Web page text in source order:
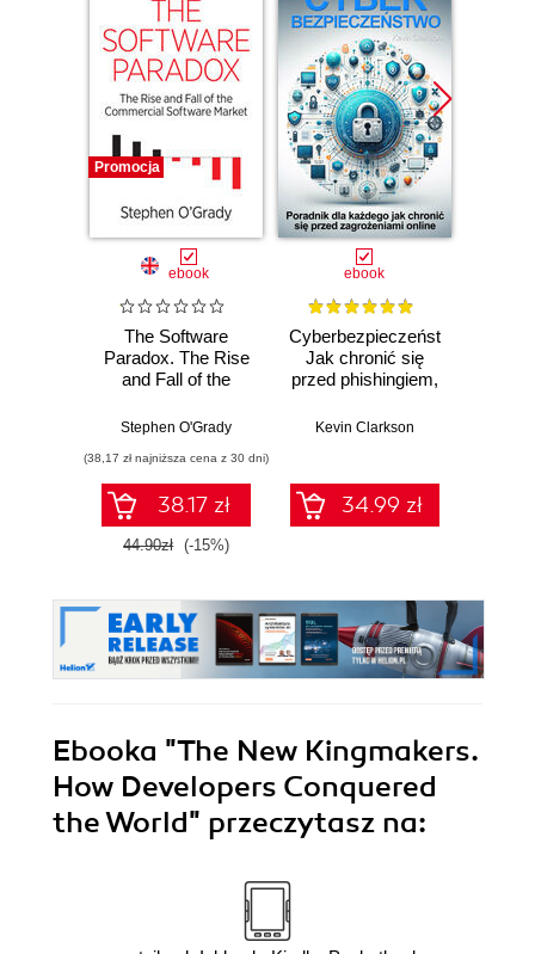
Promocja
ebook
The Software
Paradox. The Rise
and Fall of the
Software Market
Stephen O'Grady
(38,17 zł najniższa cena z 30 dni)
38.17 zł
44.90zł (-15%)
ebook
Cyberbezpieczeństwo.
Jak chronić się
przed phishingiem,
cardingiem,
malware,
cyberstalkingiem,
kradzieżą
Kevin Clarkson
34.99 zł
Ebooka "The New Kingmakers.
How Developers Conquered
the World" przeczytasz na: